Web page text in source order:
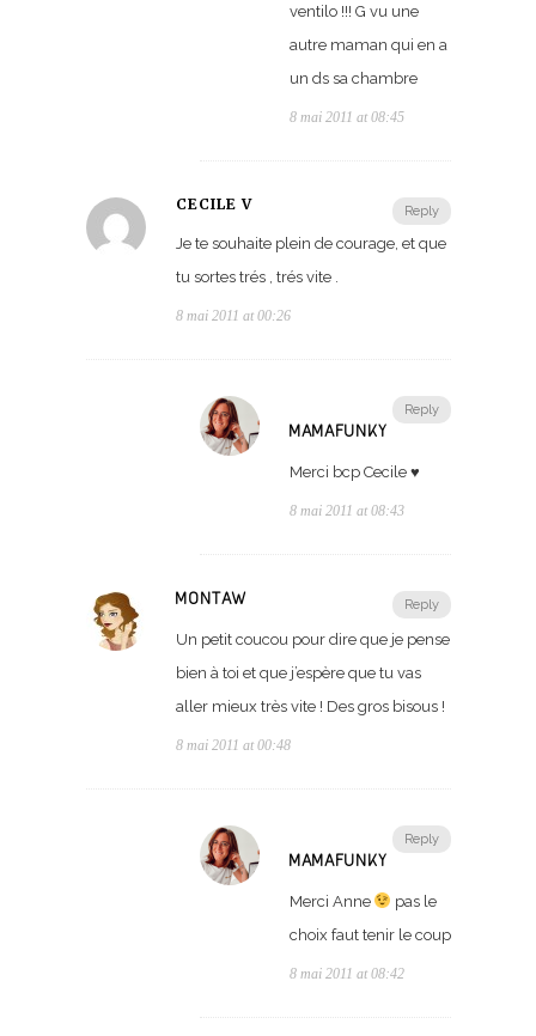
ventilo !!! G vu une
autre maman qui en a
un ds sa chambre
8 mai 2011 at 08:45
Reply
CECILE V
Je te souhaite plein de courage, et que
tu sortes trés , trés vite .
8 mai 2011 at 00:26
Reply
MAMAFUNKY
Merci bcp Cecile ♥
8 mai 2011 at 08:43
Reply
MONTAW
Un petit coucou pour dire que je pense
bien à toi et que j’espère que tu vas
aller mieux très vite ! Des gros bisous !
8 mai 2011 at 00:48
Reply
MAMAFUNKY
Merci Anne
pas le
choix faut tenir le coup
8 mai 2011 at 08:42